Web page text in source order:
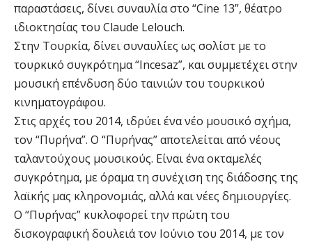
παραστάσεις, δίνει συναυλία στο “Cine 13”, θέατρο
ιδιοκτησίας του Claude Lelouch.
Στην Τουρκία, δίνει συναυλίες ως σολίστ με το
τουρκικό συγκρότημα “Incesaz”, και συμμετέχει στην
μουσική επένδυση δύο ταινιών του τουρκικού
κινηματογράφου.
Στις αρχές του 2014, ιδρύει ένα νέο μουσικό σχήμα,
τον “Πυρήνα”. Ο “Πυρήνας” αποτελείται από νέους
ταλαντούχους μουσικούς. Είναι ένα οκταμελές
συγκρότημα, με όραμα τη συνέχιση της διάδοσης της
λαϊκής μας κληρονομιάς, αλλά και νέες δημιουργίες.
Ο “Πυρήνας” κυκλοφορεί την πρώτη του
δισκογραφική δουλειά τον Ιούνιο του 2014, με τον